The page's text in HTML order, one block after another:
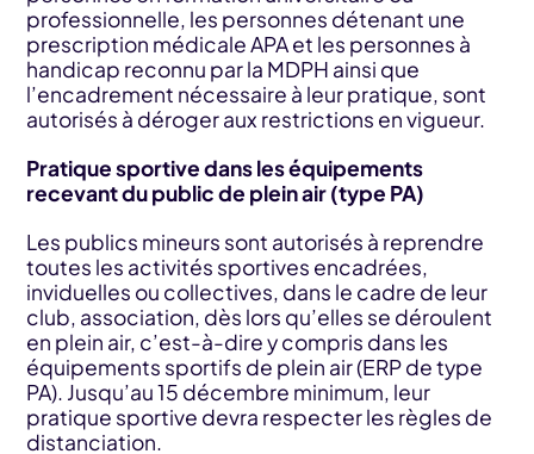
professionnelle, les personnes détenant une
prescription médicale APA et les personnes à
handicap reconnu par la MDPH ainsi que
l’encadrement nécessaire à leur pratique, sont
autorisés à déroger aux restrictions en vigueur.
Pratique sportive dans les équipements
recevant du public de plein air (type PA)
Les publics mineurs sont autorisés à reprendre
toutes les activités sportives encadrées,
inviduelles ou collectives, dans le cadre de leur
club, association, dès lors qu’elles se déroulent
en plein air, c’est-à-dire y compris dans les
équipements sportifs de plein air (ERP de type
PA). Jusqu’au 15 décembre minimum, leur
pratique sportive devra respecter les règles de
distanciation.